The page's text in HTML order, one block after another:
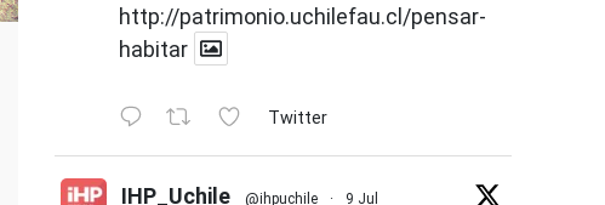
http://patrimonio.uchilefau.cl/pensar-
habitar
Twitter
IHP_Uchile @ihpuchile · 9 Jul